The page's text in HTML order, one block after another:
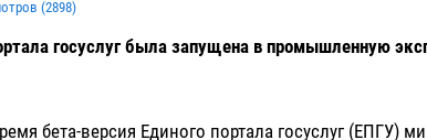
(2898)
госуслуг была запущена в промышленную
бета-версия Единого портала госуслуг (ЕПГУ)